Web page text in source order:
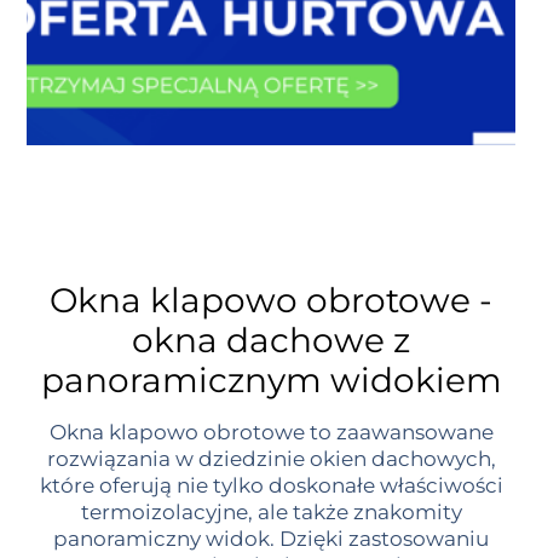
Okna klapowo obrotowe -
okna dachowe z
panoramicznym widokiem
Okna klapowo obrotowe to zaawansowane
rozwiązania w dziedzinie okien dachowych,
które oferują nie tylko doskonałe właściwości
termoizolacyjne, ale także znakomity
panoramiczny widok. Dzięki zastosowaniu